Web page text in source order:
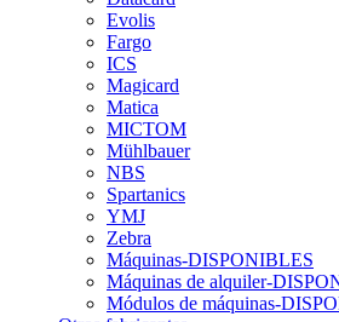
Evolis
Fargo
ICS
Magicard
Matica
MICTOM
Mühlbauer
NBS
Spartanics
YMJ
Zebra
Máquinas-DISPONIBLES
Máquinas de alquiler-
Módulos de máquinas-